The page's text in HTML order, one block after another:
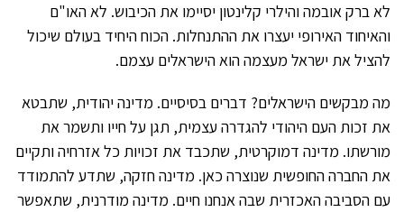
לא ברק אובמה והילרי קלינטון יסיימו את הכיבוש. לא האו"ם
והאיחוד האירופי יעצרו את ההתנחלות. הכוח היחיד בעולם שיכול
להציל את ישראל מעצמה הוא הישראלים עצמם.
מה מבקשים הישראלים? דברים בסיסיים. מדינה יהודית, שתבטא
את זכות העם היהודי להגדרה עצמית, תגן על חייו ותשמר את
מורשתו. מדינה דמוקרטית, שתכבד את זכויות כל אזרחיה ותקיים
את החברה החופשית שנוצרה כאן. מדינה חזקה, שתדע להתמודד
עם הסביבה האכזרית שבה אנחנו חיים. מדינה מודרנית, שתאפשר